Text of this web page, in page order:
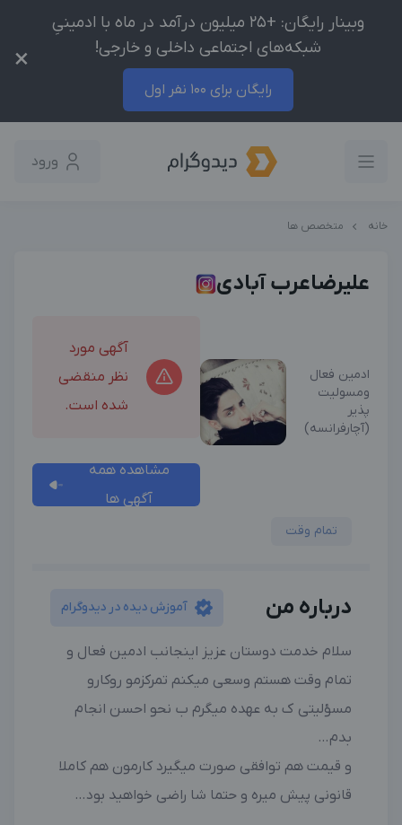
وبینار رایگان: +25 میلیون درآمد در ماه با ادمینیِ
شبکه‌های اجتماعی داخلی و خارجی!
رایگان برای 100 نفر اول
×
ورود
خانه متخصص ها
علیرضاعرب آبادی
ادمین فعال
ومسولیت
پذیر
(آچارفرانسه)
آگهی مورد
نظر منقضی
شده است.
مشاهده همه
آگهی ها
تمام وقت
درباره من آموزش دیده در دیدوگرام
سلام خدمت دوستان عزیز اینجانب ادمین فعال و
تمام وقت هستم وسعی میکنم تمرکزمو روکارو
مسؤلیتی ک به عهده میگرم ب نحو احسن انجام
بدم…
و قیمت هم توافقی صورت میگیرد کارمون هم کاملا
قانونی پیش میره و حتما شا راضی خواهید بود…